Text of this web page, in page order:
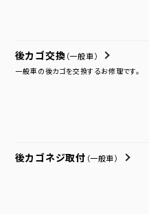
後カゴ交換 （一般車）
一般車の後カゴを交換するお修理です。
後カゴネジ取付 （一般車）